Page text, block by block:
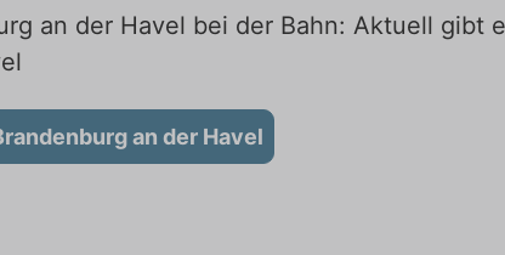
an der Havel bei der Bahn: Aktuell gibt
an der Havel